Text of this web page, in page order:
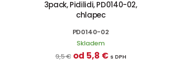
3pack, Pidilidi, PD0140-02,
chlapec
PD0140-02
Skladem
9,5 € od 5,8 € s DPH